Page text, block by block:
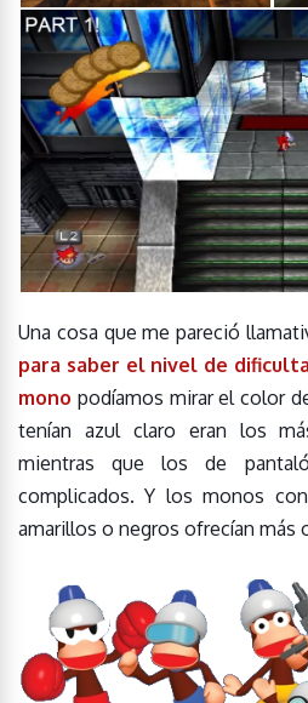
Una cosa que me pareció
para saber el nivel de
mono podíamos mirar el color
tenían azul claro eran los
mientras que los de
complicados. Y los monos
amarillos o negros ofrecían más